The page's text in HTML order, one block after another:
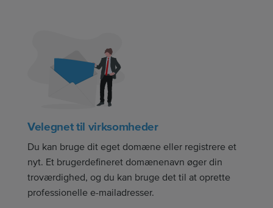
Velegnet til virksomheder
Du kan bruge dit eget domæne eller registrere et
nyt. Et brugerdefineret domænenavn øger din
troværdighed, og du kan bruge det til at oprette
professionelle e-mailadresser.